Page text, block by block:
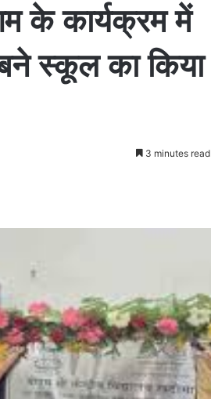
के कार्यक्रम में
स्कूल का किया
3 minutes read